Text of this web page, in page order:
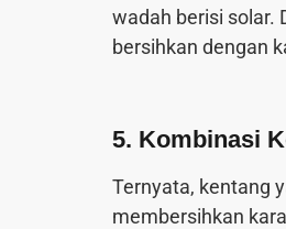
wadah berisi solar.
bersihkan dengan
5. Kombinasi
Ternyata, kentang
membersihkan